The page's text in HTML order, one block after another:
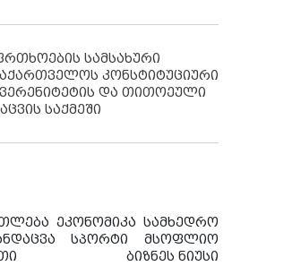
სამსახური
კონსტიტუციური
და თითოეული
საქმეში
ეკონომიკა სამხედრო
სპორტი
მსოფლიო
ბიზნეს ნიუსი